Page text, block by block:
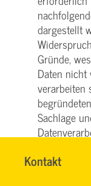
Kontakt
SVG
Name*
dargestellt
Gründe,
Daten
verarbeiten
Sachlage